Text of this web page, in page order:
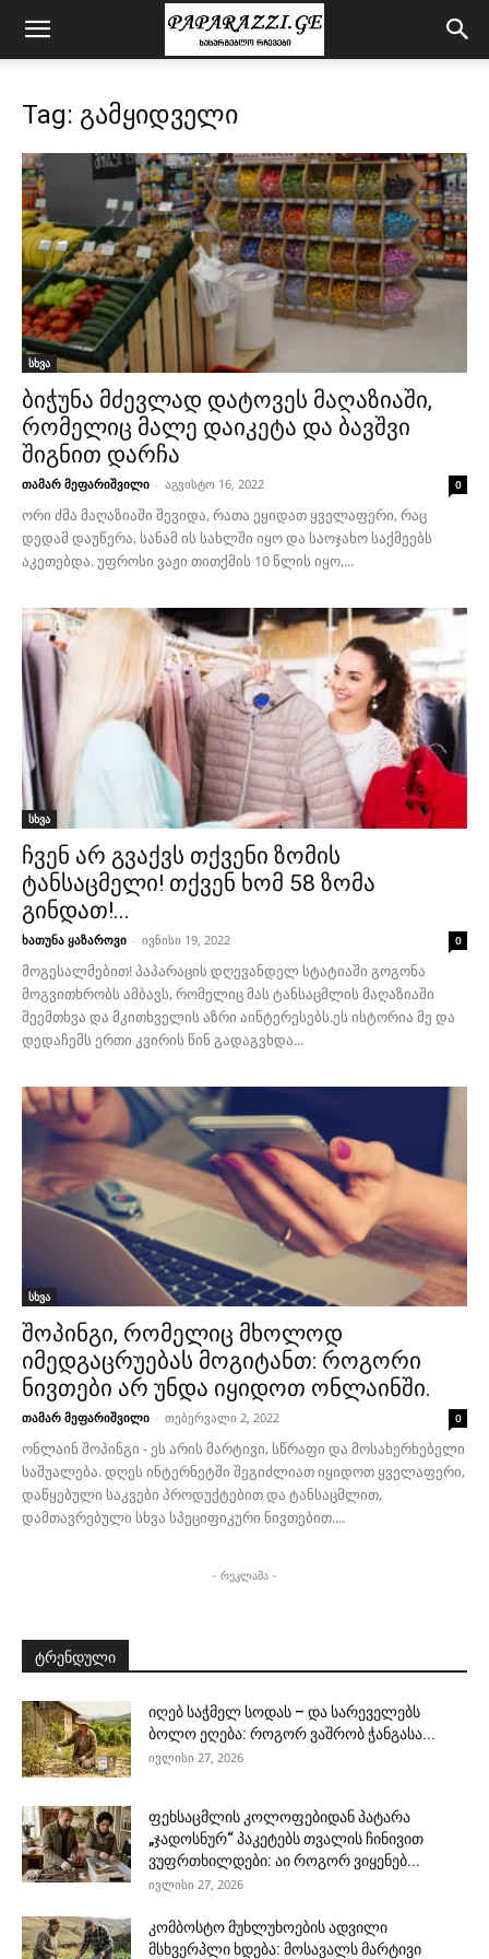
Tag: გამყიდველი
სხვა
ბიჭუნა მძევლად დატოვეს მაღაზიაში,
რომელიც მალე დაიკეტა და ბავშვი
შიგნით დარჩა
თამარ მეფარიშვილი - აგვისტო 16, 2022 0
ორი ძმა მაღაზიაში შევიდა, რათა ეყიდათ ყველაფერი, რაც
დედამ დაუწერა, სანამ ის სახლში იყო და საოჯახო საქმეებს
აკეთებდა. უფროსი ვაჟი თითქმის 10 წლის იყო,...
სხვა
ჩვენ არ გვაქვს თქვენი ზომის
ტანსაცმელი! თქვენ ხომ 58 ზომა
გინდათ!...
ხათუნა ყაზაროვი - ივნისი 19, 2022 0
მოგესალმებით! პაპარაცის დღევანდელ სტატიაში გოგონა
მოგვითხრობს ამბავს, რომელიც მას ტანსაცმლის მაღაზიაში
შეემთხვა და მკითხველის აზრი აინტერესებს.ეს ისტორია მე და
დედაჩემს ერთი კვირის წინ გადაგვხდა...
სხვა
შოპინგი, რომელიც მხოლოდ
იმედგაცრუებას მოგიტანთ: როგორი
ნივთები არ უნდა იყიდოთ ონლაინში.
თამარ მეფარიშვილი - თებერვალი 2, 2022 0
ონლაინ შოპინგი - ეს არის მარტივი, სწრაფი და მოსახერხებელი
საშუალება. დღეს ინტერნეტში შეგიძლიათ იყიდოთ ყველაფერი,
დაწყებული საკვები პროდუქტებით და ტანსაცმლით,
დამთავრებული სხვა სპეციფიკური ნივთებით....
- რეკლამა -
ტრენდული
იღებ საჭმელ სოდას – და სარეველებს
ბოლო ეღება: როგორ ვაშრობ ჭანგასა...
ივლისი 27, 2026
ფეხსაცმლის კოლოფებიდან პატარა
„ჯადოსნურ“ პაკეტებს თვალის ჩინივით
ვუფრთხილდები: აი როგორ ვიყენებ...
ივლისი 27, 2026
კომბოსტო მუხლუხოების ადვილი
მსხვერპლი ხდება: მოსავალს მარტივი